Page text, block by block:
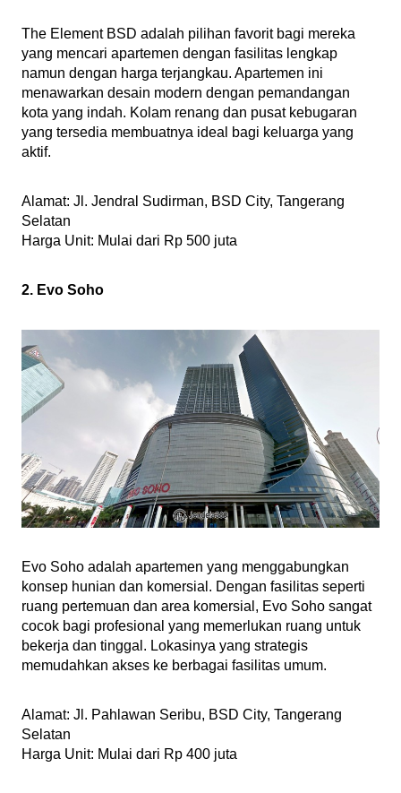
The Element BSD adalah pilihan favorit bagi mereka
yang mencari apartemen dengan fasilitas lengkap
namun dengan harga terjangkau. Apartemen ini
menawarkan desain modern dengan pemandangan
kota yang indah. Kolam renang dan pusat kebugaran
yang tersedia membuatnya ideal bagi keluarga yang
aktif.
Alamat: Jl. Jendral Sudirman, BSD City, Tangerang
Selatan
Harga Unit: Mulai dari Rp 500 juta
2. Evo Soho
Evo Soho adalah apartemen yang menggabungkan
konsep hunian dan komersial. Dengan fasilitas seperti
ruang pertemuan dan area komersial, Evo Soho sangat
cocok bagi profesional yang memerlukan ruang untuk
bekerja dan tinggal. Lokasinya yang strategis
memudahkan akses ke berbagai fasilitas umum.
Alamat: Jl. Pahlawan Seribu, BSD City, Tangerang
Selatan
Harga Unit: Mulai dari Rp 400 juta